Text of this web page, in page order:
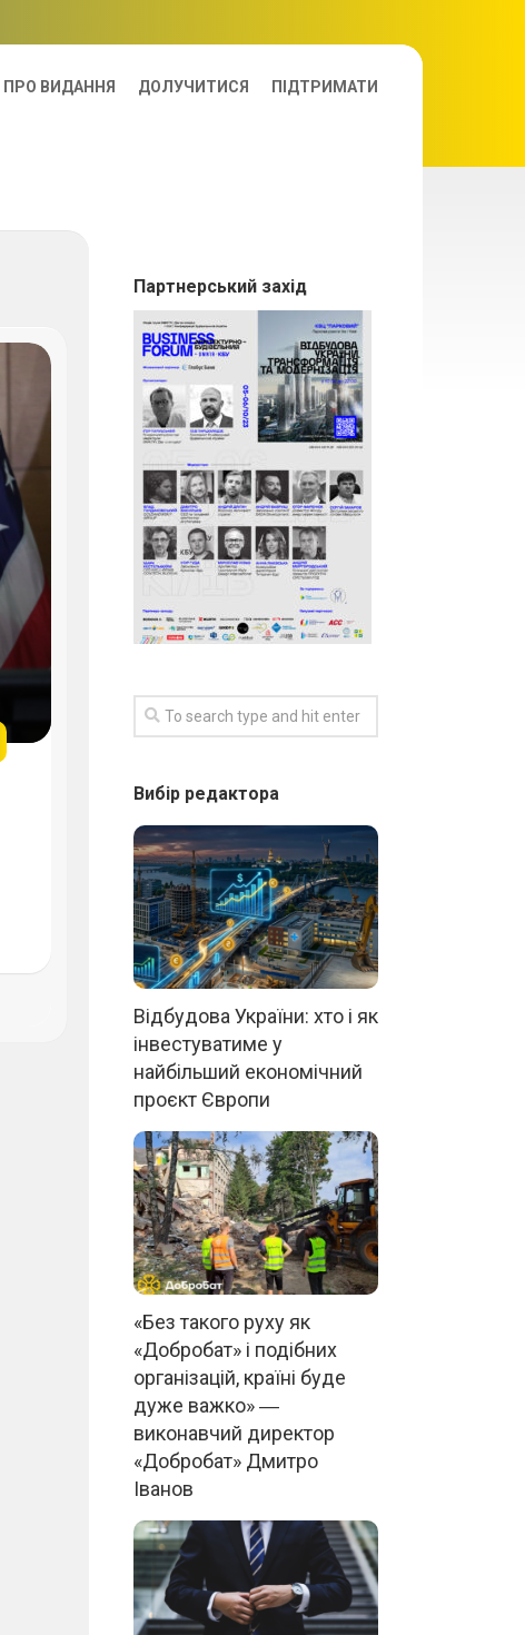
ПРО ВИДАННЯ ДОЛУЧИТИСЯ ПІДТРИМАТИ
Партнерський захід
Вибір редактора
Відбудова України: хто і як
інвестуватиме у
найбільший економічний
проєкт Європи
«Без такого руху як
«Добробат» і подібних
організацій, країні буде
дуже важко» ―
виконавчий директор
«Добробат» Дмитро
Іванов